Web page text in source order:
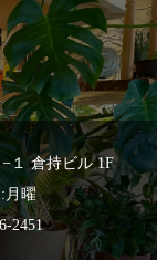
１ 倉持ビル 1F
月曜
2451